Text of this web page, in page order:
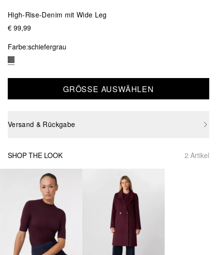
High-Rise-Denim mit Wide Leg
€ 99,99
Farbe:schiefergrau
GRÖSSE AUSWÄHLEN
Versand & Rückgabe
SHOP THE LOOK 2 Artikel